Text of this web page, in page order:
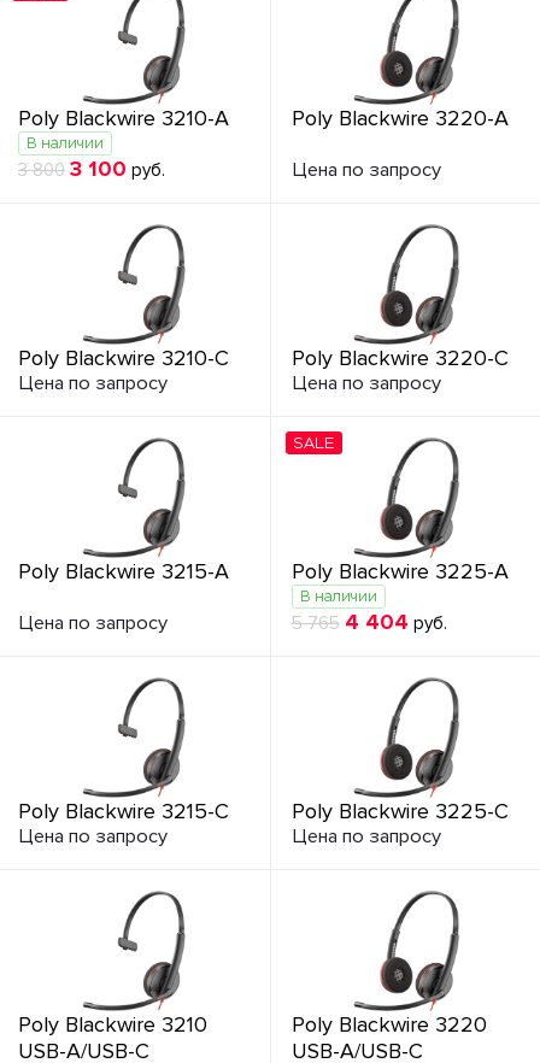
Poly Blackwire 3210-A
В наличии
3 800 3 100 руб.
Poly Blackwire 3220-A
Цена по запросу
Poly Blackwire 3210-C
Цена по запросу
Poly Blackwire 3220-C
Цена по запросу
Poly Blackwire 3215-A
Цена по запросу
SALE
Poly Blackwire 3225-A
В наличии
5 765 4 404 руб.
Poly Blackwire 3215-C
Цена по запросу
Poly Blackwire 3225-C
Цена по запросу
Poly Blackwire 3210
USB-A/USB-C
Poly Blackwire 3220
USB-A/USB-C